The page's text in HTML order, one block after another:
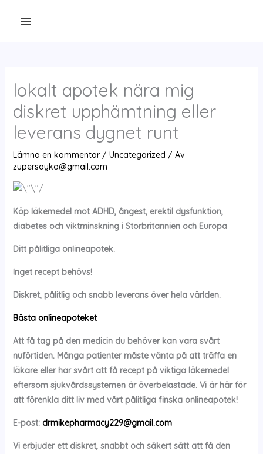
lokalt apotek nära mig
diskret upphämtning eller
leverans dygnet runt
Lämna en kommentar / Uncategorized / Av
zupersayko@gmail.com
Köp läkemedel mot ADHD, ångest, erektil dysfunktion,
diabetes och viktminskning i Storbritannien och Europa
Ditt pålitliga onlineapotek.
Inget recept behövs!
Diskret, pålitlig och snabb leverans över hela världen.
Bästa onlineapoteket
Att få tag på den medicin du behöver kan vara svårt
nuförtiden. Många patienter måste vänta på att träffa en
läkare eller har svårt att få recept på viktiga läkemedel
eftersom sjukvårdssystemen är överbelastade. Vi är här för
att förenkla ditt liv med vårt pålitliga finska onlineapotek!
E-post: drmikepharmacy229@gmail.com
Vi erbjuder ett diskret, snabbt och säkert sätt att få den